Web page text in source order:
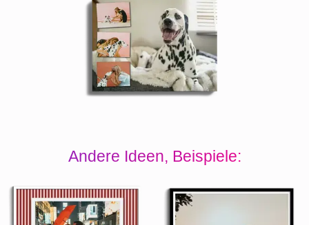
Andere Ideen, Beispiele: